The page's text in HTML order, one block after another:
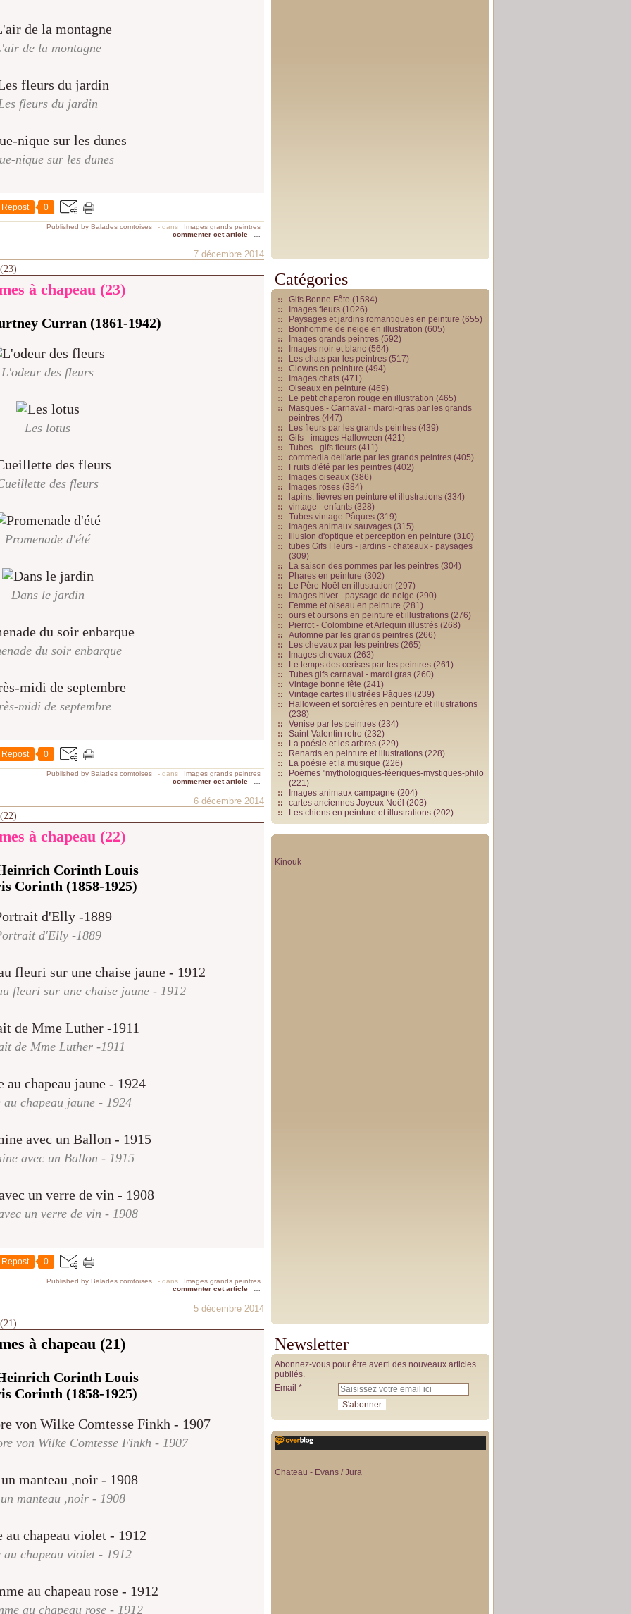
de la montagne
fleurs du jardin
nique sur les dunes
Repost 0
Published by Balades comtoises - dans
Images grands peintres
commenter cet article
7 décembre 2014
à chapeau (23)
Curran (1861-1942)
L'odeur des fleurs
Les lotus
des fleurs
Promenade d'été
Dans le jardin
du soir enbarque
midi de septembre
Repost 0
Published by Balades comtoises - dans
Images grands peintres
commenter cet article
6 décembre 2014
à chapeau (22)
Corinth Louis
Corinth (1858-1925)
d'Elly -1889
fleuri sur une chaise jaune - 1912
de Mme Luther -1911
au chapeau jaune - 1924
avec un Ballon - 1915
un verre de vin - 1908
Repost 0
Published by Balades comtoises - dans
Images grands peintres
commenter cet article
5 décembre 2014
à chapeau (21)
Corinth Louis
Corinth (1858-1925)
von Wilke Comtesse Finkh - 1907
manteau ,noir - 1908
au chapeau violet - 1912
au chapeau rose - 1912
Catégories
Gifs Bonne Fête (1584)
Images fleurs (1026)
Paysages et jardins romantiques en peinture (655)
Bonhomme de neige en illustration (605)
Images grands peintres (592)
Images noir et blanc (564)
Les chats par les peintres (517)
Clowns en peinture (494)
Images chats (471)
Oiseaux en peinture (469)
Le petit chaperon rouge en illustration (465)
Masques - Carnaval - mardi-gras par les grands
peintres (447)
Les fleurs par les grands peintres (439)
Gifs - images Halloween (421)
Tubes - gifs fleurs (411)
commedia dell'arte par les grands peintres (405)
Fruits d'été par les peintres (402)
Images oiseaux (386)
Images roses (384)
lapins, lièvres en peinture et illustrations (334)
vintage - enfants (328)
Tubes vintage Pâques (319)
Images animaux sauvages (315)
Illusion d'optique et perception en peinture (310)
tubes Gifs Fleurs - jardins - chateaux - paysages
(309)
La saison des pommes par les peintres (304)
Phares en peinture (302)
Le Père Noël en illustration (297)
Images hiver - paysage de neige (290)
Femme et oiseau en peinture (281)
ours et oursons en peinture et illustrations (276)
Pierrot - Colombine et Arlequin illustrés (268)
Automne par les grands peintres (266)
Les chevaux par les peintres (265)
Images chevaux (263)
Le temps des cerises par les peintres (261)
Tubes gifs carnaval - mardi gras (260)
Vintage bonne fête (241)
Vintage cartes illustrées Pâques (239)
Halloween et sorcières en peinture et illustrations
(238)
Venise par les peintres (234)
Saint-Valentin retro (232)
La poésie et les arbres (229)
Renards en peinture et illustrations (228)
La poésie et la musique (226)
Poèmes "mythologiques-féeriques-mystiques-philo
(221)
Images animaux campagne (204)
cartes anciennes Joyeux Noël (203)
Les chiens en peinture et illustrations (202)
Kinouk
Newsletter
Abonnez-vous pour être averti des nouveaux articles
publiés.
Email
Chateau - Evans / Jura